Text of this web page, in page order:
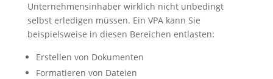
Unternehmensinhaber wirklich nicht unbedingt
selbst erledigen müssen. Ein VPA kann Sie
beispielsweise in diesen Bereichen entlasten:
Erstellen von Dokumenten
Formatieren von Dateien